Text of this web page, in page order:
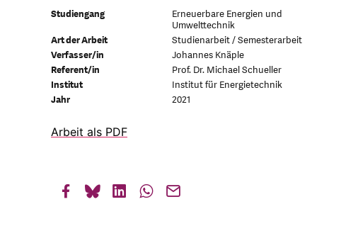
Studiengang
Erneuerbare Energien und
Umwelttechnik
Art der Arbeit
Studienarbeit / Semesterarbeit
Verfasser/in
Johannes Knäple
Referent/in
Prof. Dr. Michael Schueller
Institut
Institut für Energietechnik
Jahr
2021
Arbeit als PDF